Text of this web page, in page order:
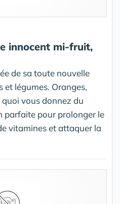
innocent mi-fruit,
de sa toute nouvelle
et légumes. Oranges,
vous donnez du
parfaite pour prolonger le
vitamines et attaquer la